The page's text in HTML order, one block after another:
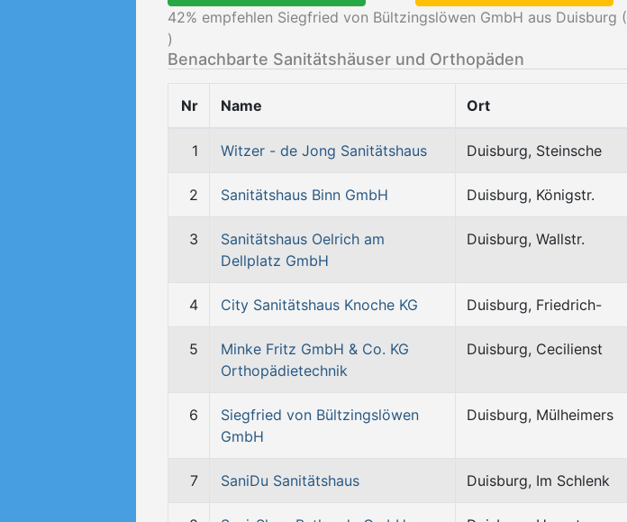
42% empfehlen Siegfried von Bültzingslöwen GmbH aus Duisburg (
)
Benachbarte Sanitätshäuser und Orthopäden
Nr Name Ort
1 Witzer - de Jong Sanitätshaus Duisburg, Steinsche
2 Sanitätshaus Binn GmbH Duisburg, Königstr.
3
Sanitätshaus Oelrich am
Dellplatz GmbH
Duisburg, Wallstr.
4 City Sanitätshaus Knoche KG Duisburg, Friedrich-
5
Minke Fritz GmbH & Co. KG
Orthopädietechnik
Duisburg, Cecilienst
6
Siegfried von Bültzingslöwen
GmbH
Duisburg, Mülheimers
7 SaniDu Sanitätshaus Duisburg, Im Schlenk